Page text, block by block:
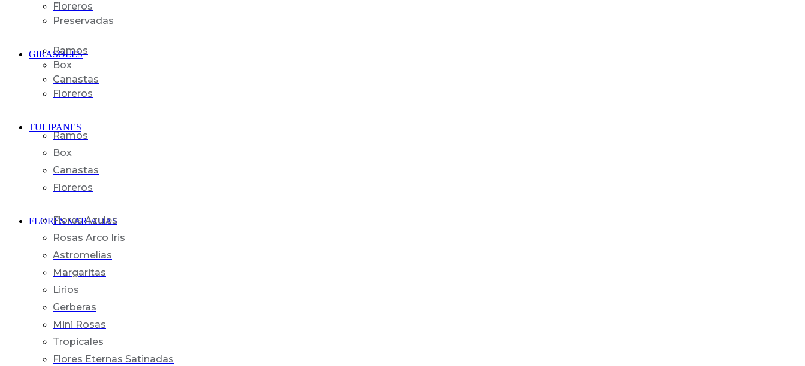
Floreros
Preservadas
GIRASOLES
Ramos
Box
Canastas
Floreros
TULIPANES
Ramos
Box
Canastas
Floreros
FLORES VARIADAS
Flores Azules
Rosas Arco Iris
Astromelias
Margaritas
Lirios
Gerberas
Mini Rosas
Tropicales
Flores Eternas Satinadas